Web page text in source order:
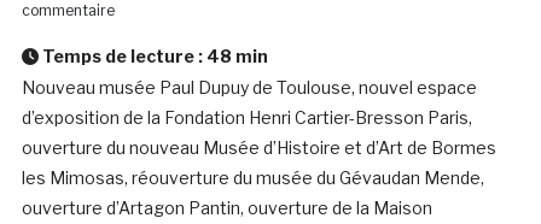
commentaire
Temps de lecture : 48 min
Nouveau musée Paul Dupuy de Toulouse, nouvel espace
d’exposition de la Fondation Henri Cartier-Bresson Paris,
ouverture du nouveau Musée d’Histoire et d’Art de Bormes
les Mimosas, réouverture du musée du Gévaudan Mende,
ouverture d’Artagon Pantin, ouverture de la Maison